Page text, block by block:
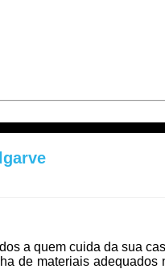
a quem cuida da sua
de materiais